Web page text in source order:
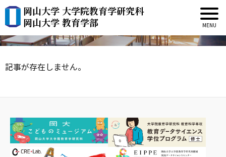
岡山大学 大学院教育学研究科
岡山大学 教育学部新着情報
記事が存在しません。